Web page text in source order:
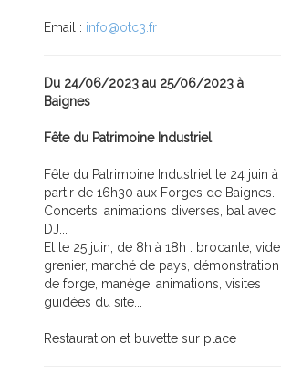
Email : info@otc3.fr
Du 24/06/2023 au 25/06/2023 à
Baignes
Fête du Patrimoine Industriel
Fête du Patrimoine Industriel le 24 juin à
partir de 16h30 aux Forges de Baignes.
Concerts, animations diverses, bal avec
DJ...
Et le 25 juin, de 8h à 18h : brocante, vide
grenier, marché de pays, démonstration
de forge, manège, animations, visites
guidées du site...
Restauration et buvette sur place